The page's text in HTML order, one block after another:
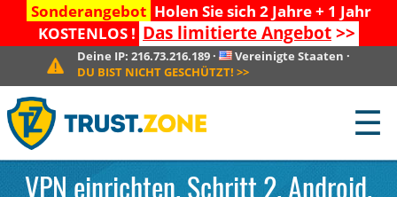
Sonderangebot Holen Sie sich 2 Jahre + 1 Jahr
KOSTENLOS ! Das limitierte Angebot>>
Deine IP: 216.73.216.189· Vereinigte Staaten ·
DU BIST NICHT GESCHÜTZT! >>
☰
VPN einrichten. Schritt 2. Android.